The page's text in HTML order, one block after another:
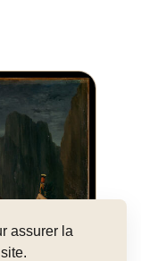
assurer la